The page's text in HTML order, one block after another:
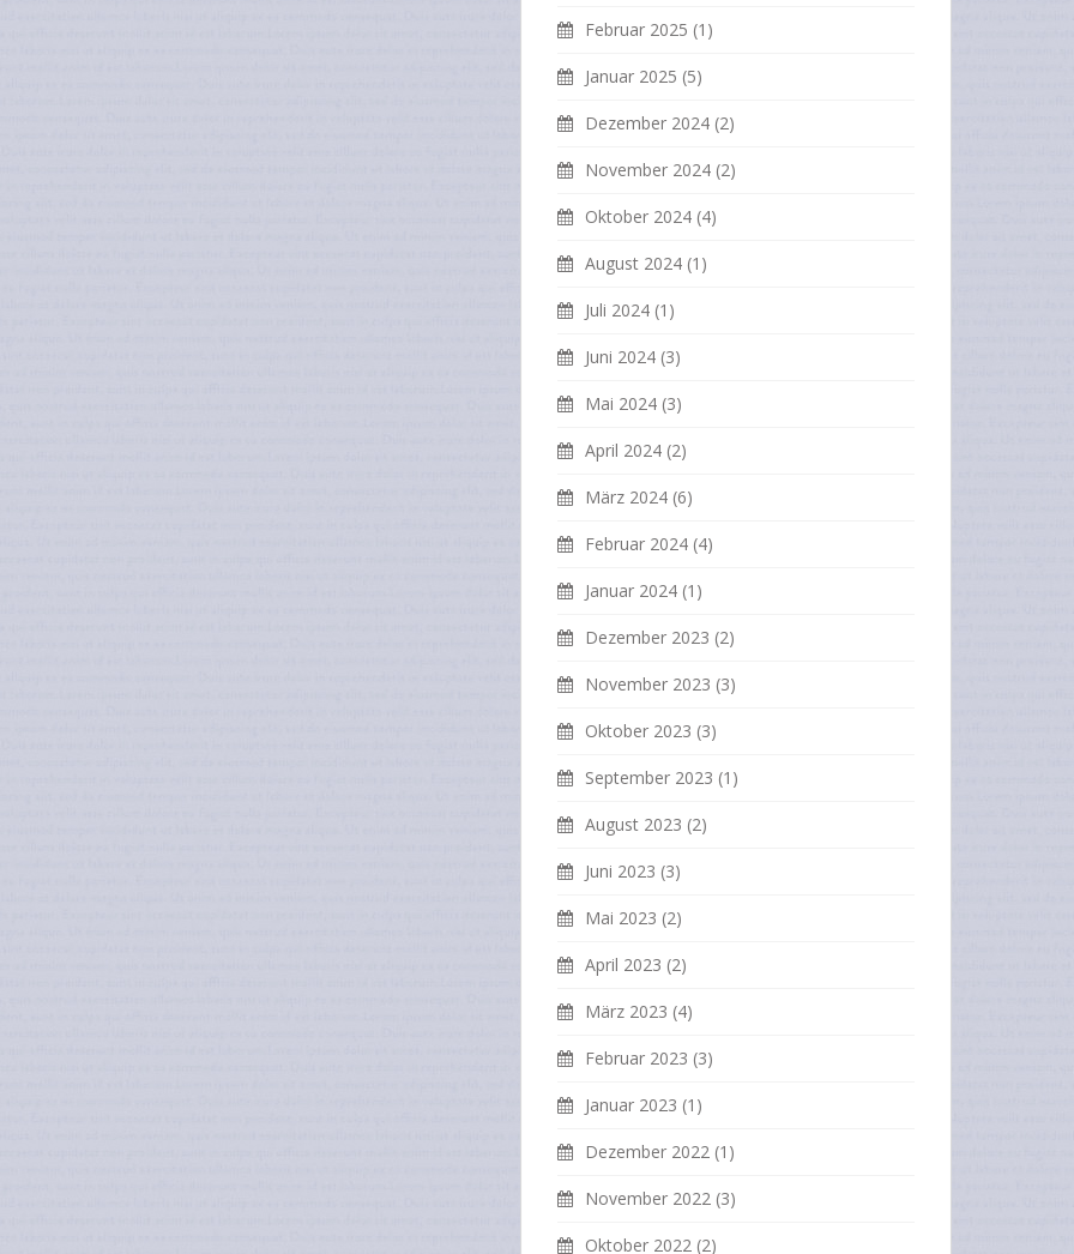
Februar 2025 (1)
Januar 2025 (5)
Dezember 2024 (2)
November 2024 (2)
Oktober 2024 (4)
August 2024 (1)
Juli 2024 (1)
Juni 2024 (3)
Mai 2024 (3)
April 2024 (2)
März 2024 (6)
Februar 2024 (4)
Januar 2024 (1)
Dezember 2023 (2)
November 2023 (3)
Oktober 2023 (3)
September 2023 (1)
August 2023 (2)
Juni 2023 (3)
Mai 2023 (2)
April 2023 (2)
März 2023 (4)
Februar 2023 (3)
Januar 2023 (1)
Dezember 2022 (1)
November 2022 (3)
Oktober 2022 (2)